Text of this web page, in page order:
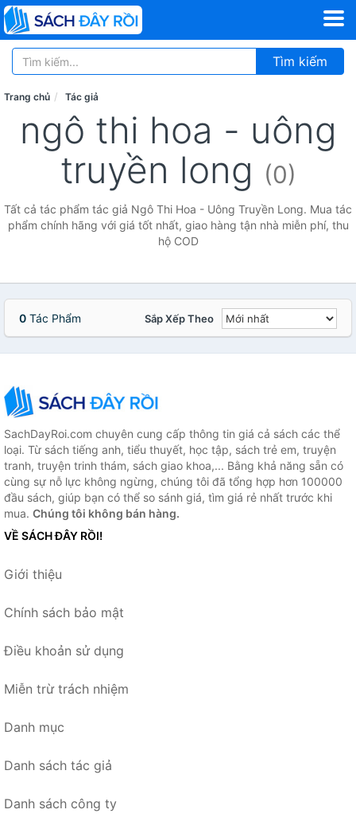
Tìm kiếm
Trang chủ Tác giả
ngô thi hoa - uông
truyền long (0)
Tất cả tác phẩm tác giả Ngô Thi Hoa - Uông Truyền Long. Mua tác
phẩm chính hãng với giá tốt nhất, giao hàng tận nhà miễn phí, thu
hộ COD
0 Tác Phẩm Sắp Xếp Theo
SachDayRoi.com chuyên cung cấp thông tin giá cả sách các thể
loại. Từ sách tiếng anh, tiểu thuyết, học tập, sách trẻ em, truyện
tranh, truyện trinh thám, sách giao khoa,... Bằng khả năng sẵn có
cùng sự nỗ lực không ngừng, chúng tôi đã tổng hợp hơn 100000
đầu sách, giúp bạn có thể so sánh giá, tìm giá rẻ nhất trước khi
mua. Chúng tôi không bán hàng.
VỀ SÁCH ĐÂY RỒI!
Giới thiệu
Chính sách bảo mật
Điều khoản sử dụng
Miễn trừ trách nhiệm
Danh mục
Danh sách tác giả
Danh sách công ty